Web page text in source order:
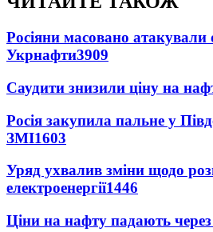
Росіяни масовано атакували
Укрнафти3909
Саудити знизили ціну на
Росія закупила пальне у
ЗМІ1603
Уряд ухвалив зміни щодо
електроенергії1446
Ціни на нафту падають